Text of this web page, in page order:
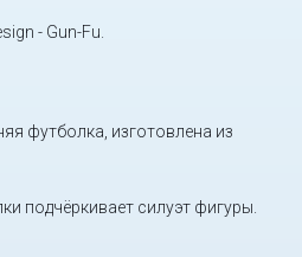
- Gun-Fu.
футболка, изготовлена из
подчёркивает силуэт фигуры.